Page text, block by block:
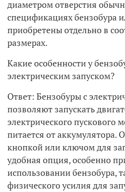
диаметром отверстия
спецификациях бензобура
приобретены отдельно в
размерах.
Какие особенности у
электрическим запуском?
Ответ: Бензобуры с
позволяют запускать
электрического пускового
питается от аккумулятора.
кнопкой или ключом для
удобная опция, особенно
использовании бензобура,
физического усилия для